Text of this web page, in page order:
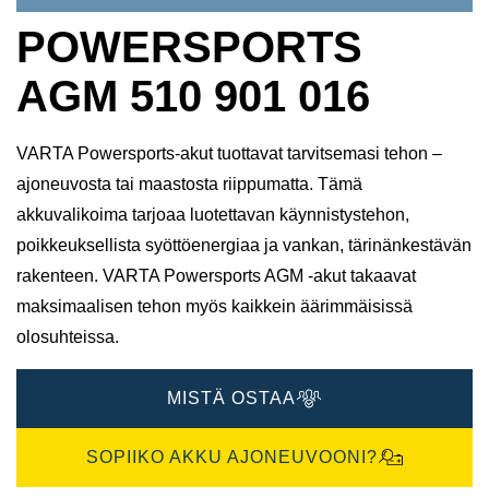
POWERSPORTS
AGM 510 901 016
VARTA Powersports-akut tuottavat tarvitsemasi tehon –
ajoneuvosta tai maastosta riippumatta. Tämä
akkuvalikoima tarjoaa luotettavan käynnistystehon,
poikkeuksellista syöttöenergiaa ja vankan, tärinänkestävän
rakenteen. VARTA Powersports AGM -akut takaavat
maksimaalisen tehon myös kaikkein äärimmäisissä
olosuhteissa.
MISTÄ OSTAA
SOPIIKO AKKU AJONEUVOONI?